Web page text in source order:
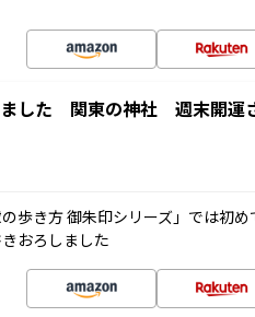
ました 関東の神社 週末開運
歩き方 御朱印シリーズ」では初
おろしました